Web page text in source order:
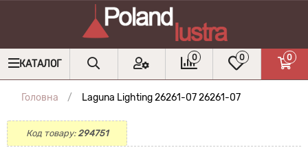
КАТАЛОГ
0 0 0
Головна Laguna Lighting 26261-07 26261-07
Код товару:294751